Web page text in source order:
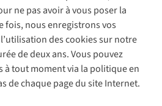
ne pas avoir à vous poser la
fois, nous enregistrons vos
des cookies sur notre
de deux ans. Vous pouvez
à tout moment via la politique en
de chaque page du site Internet.
Politique de confidentialité
Cookie Policy